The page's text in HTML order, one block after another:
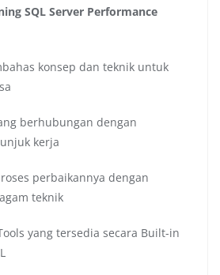
SQL Server Performance
konsep dan teknik untuk
berhubungan dengan
kerja
perbaikannya dengan
teknik
yang tersedia secara Built-in